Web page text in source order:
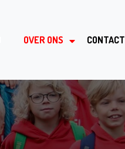
OVER ONS CONTACT